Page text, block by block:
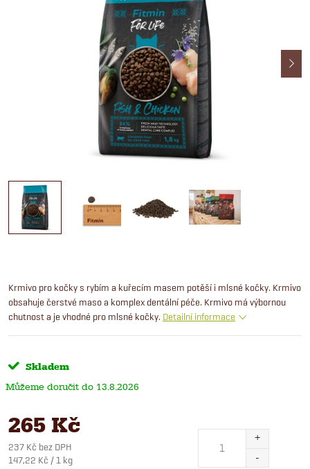
Krmivo pro kočky s rybím a kuřecím masem potěší i mlsné kočky. Krmivo
obsahuje čerstvé maso a komplex dentální péče. Krmivo má výbornou
chutnost a je vhodné pro mlsné kočky. Detailní informace
Skladem
13.8.2026
265 Kč
237 Kč bez DPH
Měrná
147,22 Kč / 1 kg